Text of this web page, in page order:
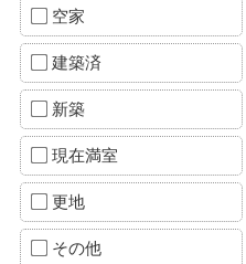
空家
建築済
新築
現在満室
更地
その他